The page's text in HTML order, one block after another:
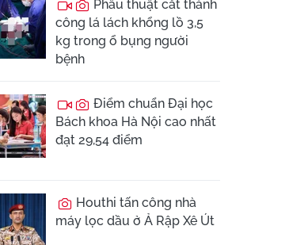
Phẫu thuật cắt thành
công lá lách khổng lồ 3,5
kg trong ổ bụng người
bệnh
Điểm chuẩn Đại học
Bách khoa Hà Nội cao nhất
đạt 29,54 điểm
Houthi tấn công nhà
máy lọc dầu ở Ả Rập Xê Út